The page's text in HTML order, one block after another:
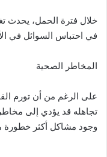
خلال فترة الحمل، يحدث
في احتباس السوائل في
المخاطر الصحية
على الرغم من أن تورم
تجاهله قد يؤدي إلى
وجود مشاكل أكثر خطورة